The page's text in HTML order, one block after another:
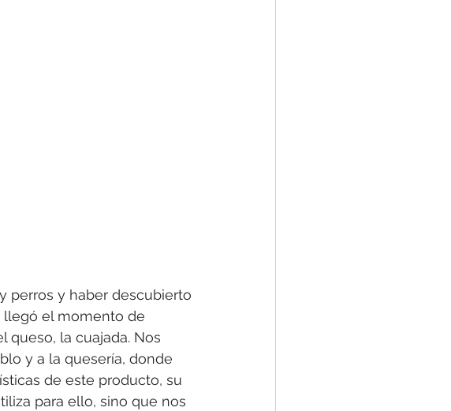
perros y haber descubierto
llegó el momento de
queso, la cuajada. Nos
y a la quesería, donde
de este producto, su
para ello, sino que nos